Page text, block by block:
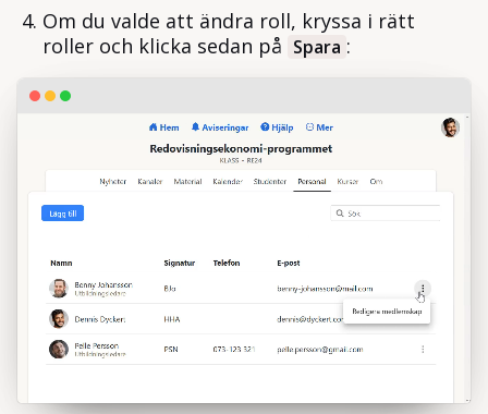
Om du valde att ändra roll, kryssa i rätt
roller och klicka sedan på Spara :